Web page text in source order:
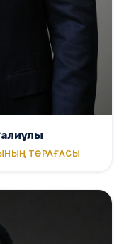
ТӨРАҒАСЫ